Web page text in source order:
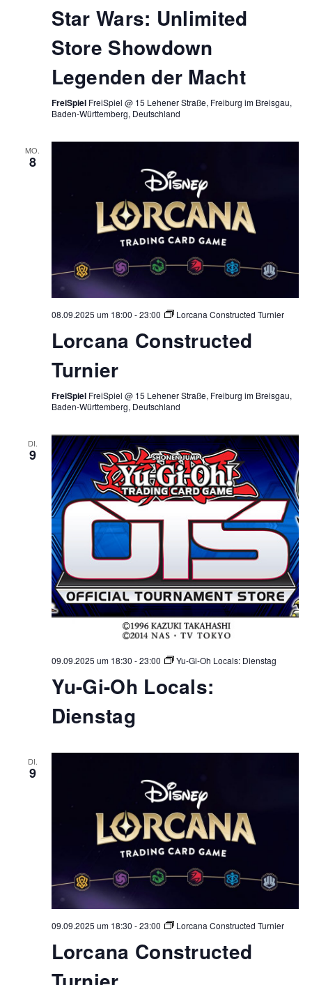
Star Wars: Unlimited
Store Showdown
Legenden der Macht
FreiSpiel FreiSpiel @ 15 Lehener Straße, Freiburg im Breisgau,
Baden-Württemberg, Deutschland
MO.
8
08.09.2025 um 18:00 -23:00 Lorcana Constructed Turnier
Lorcana Constructed
Turnier
FreiSpiel FreiSpiel @ 15 Lehener Straße, Freiburg im Breisgau,
Baden-Württemberg, Deutschland
DI.
9
09.09.2025 um 18:30 -23:00 Yu-Gi-Oh Locals: Dienstag
Yu-Gi-Oh Locals:
Dienstag
DI.
9
09.09.2025 um 18:30 -23:00 Lorcana Constructed Turnier
Lorcana Constructed